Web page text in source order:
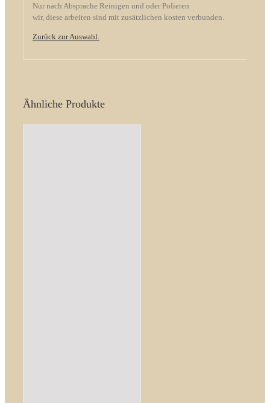
Nur nach Absprache Reinigen und oder Polieren
wir, diese arbeiten sind mit zusätzlichen kosten verbunden.
Zurück zur Auswahl
Ähnliche Produkte